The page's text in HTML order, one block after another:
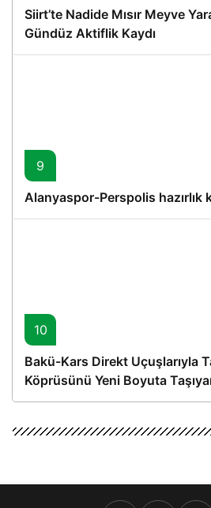
Siirt’te Nadide Mısır Meyve
Gündüz Aktiflik Kaydı
9
Alanyaspor-Perspolis hazırlık
10
Bakü-Kars Direkt Uçuşlarıyla
Köprüsünü Yeni Boyuta
Hareket Etti